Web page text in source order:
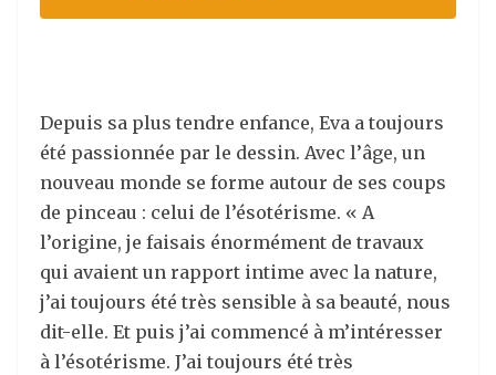
Depuis sa plus tendre enfance, Eva a toujours
été passionnée par le dessin. Avec l’âge, un
nouveau monde se forme autour de ses coups
de pinceau : celui de l’ésotérisme. « A
l’origine, je faisais énormément de travaux
qui avaient un rapport intime avec la nature,
j’ai toujours été très sensible à sa beauté, nous
dit-elle. Et puis j’ai commencé à m’intéresser
à l’ésotérisme. J’ai toujours été très